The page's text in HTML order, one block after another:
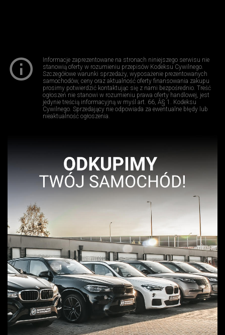
Informacje zaprezentowane na stronach niniejszego serwisu nie
stanowią oferty w rozumieniu przepisów Kodeksu Cywilnego.
Szczegółowe warunki sprzedaży, wyposażenie prezentowanych
samochodów, ceny oraz aktualność oferty finansowania zakupu
prosimy potwierdzić kontaktując się z nami bezpośrednio. Treść
ogłoszeń nie stanowi w rozumieniu prawa oferty handlowej, jest
jedynie treścią informacyjną w myśl art. 66, Â§ 1. Kodeksu
Cywilnego. Sprzedający nie odpowiada za ewentualne błędy lub
nieaktualność ogłoszenia.